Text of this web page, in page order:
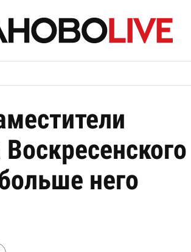
него